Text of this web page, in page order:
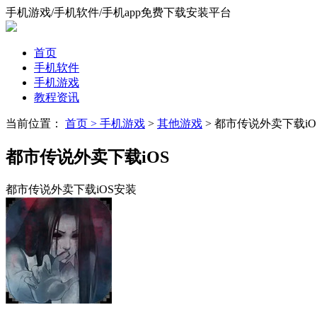
手机游戏/手机软件/手机app免费下载安装平台
首页
手机软件
手机游戏
教程资讯
当前位置： 首页 > 手机游戏 > 其他游戏 > 都市传说外卖下载
都市传说外卖下载iOS
都市传说外卖下载iOS安装